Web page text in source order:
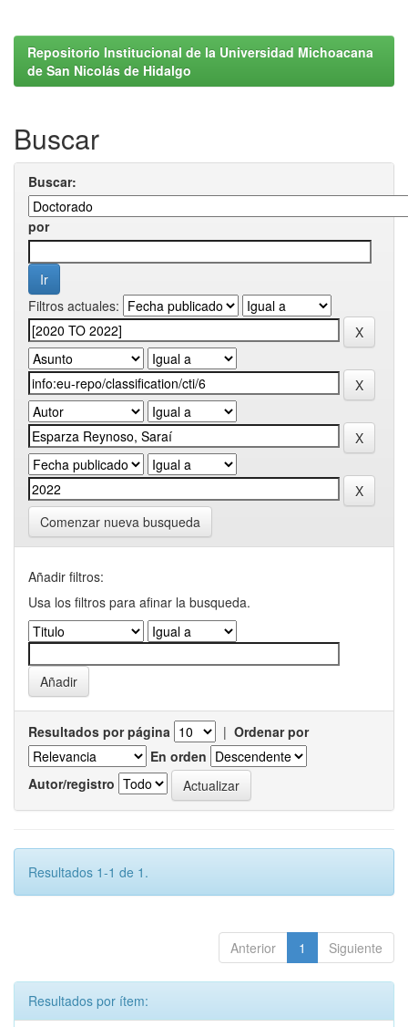
Repositorio Institucional de la Universidad Michoacana
de San Nicolás de Hidalgo
Buscar
Buscar:
por
Filtros actuales:
Comenzar nueva busqueda
Añadir filtros:
Usa los filtros para afinar la busqueda.
Resultados por página | Ordenar por
En orden
Autor/registro
Resultados 1-1 de 1.
Anterior 1 Siguiente
Resultados por ítem: